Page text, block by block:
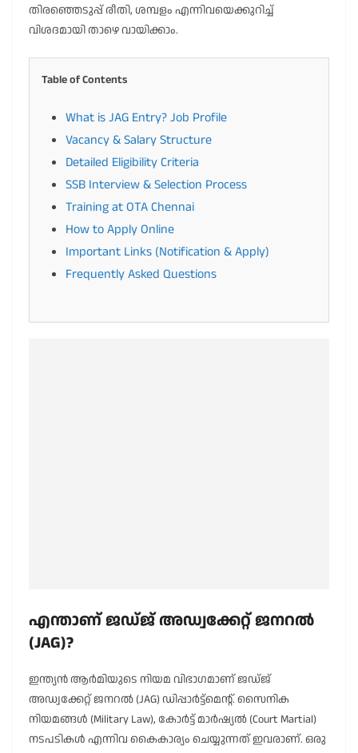
തിരഞ്ഞെടുപ്പ് രീതി, ശമ്പളം എന്നിവയെക്കുറിച്ച്
വിശദമായി താഴെ വായിക്കാം.
Table of Contents
What is JAG Entry? Job Profile
Vacancy & Salary Structure
Detailed Eligibility Criteria
SSB Interview & Selection Process
Training at OTA Chennai
How to Apply Online
Important Links (Notification & Apply)
Frequently Asked Questions
എന്താണ് ജഡ്ജ് അഡ്വക്കേറ്റ് ജനറൽ
(JAG)?
ഇന്ത്യൻ ആർമിയുടെ നിയമ വിഭാഗമാണ് ജഡ്ജ്
അഡ്വക്കേറ്റ് ജനറൽ (JAG) ഡിപ്പാർട്ട്മെന്റ്. സൈനിക
നിയമങ്ങൾ (Military Law), കോർട്ട് മാർഷ്യൽ (Court Martial)
നടപടികൾ എന്നിവ കൈകാര്യം ചെയ്യുന്നത് ഇവരാണ്. ഒരു